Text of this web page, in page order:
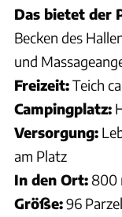
Das bietet der
Becken des
und
Freizeit:Teich
Campingplatz:
Versorgung:
am Platz
In den Ort: 800
Größe:96